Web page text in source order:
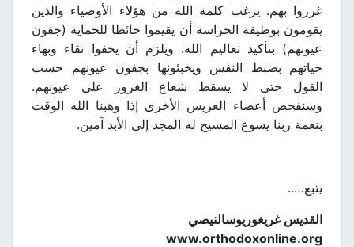
غرروا بهم. يرغب كلمة الله من هؤلاء الأوصياء والذين
يقومون بوظيفة الحراسة أن يقيموا حائطا للحماية (جفون
عيونهم) بتأكيد تعاليم الله. ويلزم أن يخفوا نقاء وبهاء
حياتهم بضبط النفس ويخبئونها بجفون عيونهم حسب
القول حتى لا يسقط شعاع الغرور على عيونهم.
وسنفحص أعضاء العريس الأخرى إذا وهبنا الله الوقت
بنعمة ربنا يسوع المسيح له المجد إلى الأبد آمين.
يتبع…..
القديس غريغوريوسالنيصي
www.orthodoxonline.org